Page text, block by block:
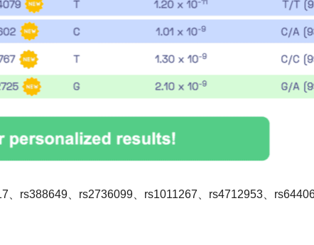
、rs388649、rs2736099、rs1011267、rs4712953、